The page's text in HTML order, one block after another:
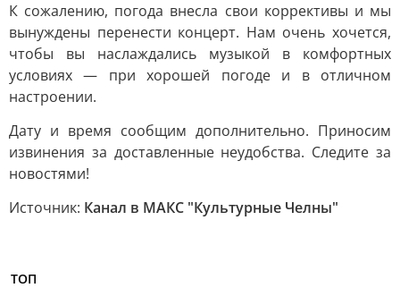
К сожалению, погода внесла свои коррективы и мы
вынуждены перенести концерт. Нам очень хочется,
чтобы вы наслаждались музыкой в комфортных
условиях — при хорошей погоде и в отличном
настроении.
Дату и время сообщим дополнительно. Приносим
извинения за доставленные неудобства. Следите за
новостями!
Источник: Канал в МАКС "Культурные Челны"
ТОП